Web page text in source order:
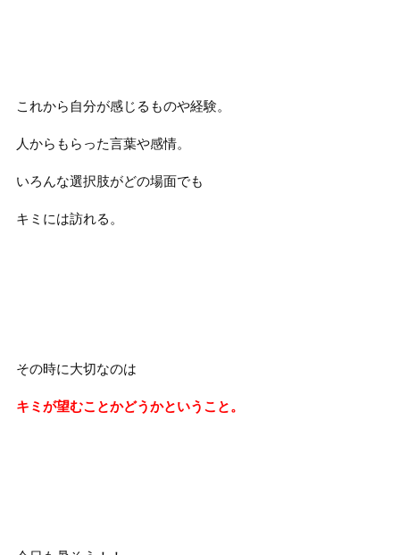
これから自分が感じるものや経験。
人からもらった言葉や感情。
いろんな選択肢がどの場面でも
キミには訪れる。
その時に大切なのは
キミが望むことかどうかということ。